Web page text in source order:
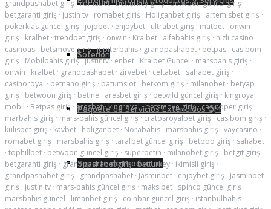
Soterion
Paquete de Servicios Extendidos QM
Soporte de Productos
grandpashabet giriş ·romabet·betturkey giriş·betwoon güncel giriş ·
betgaranti giriş · justin tv · romabet giriş · Holiganbet giriş · artemisbet giriş ·
pokerklas güncel giriş · jojobet · enjoybet · ultrabet giriş · matbet · onwin
giriş · kralbet · trendbet giriş · onwin · Kralbet · alfabahis giriş · hızlı casino ·
casinoas · betsmove giriş·jupiterbahis · grandpashabet · betpas · casibom
giriş · Mobilbahis giriş·justintv· enbet · Kralbet Guncel · marsbahis giriş ·
onwin · kralbet · grandpashabet · zirvebet · celtabet · sahabet giriş ·
casinoroyal · betnano giriş · batumslot · betkom giriş · milanobet · betyap
giriş · betwoon giriş · betine · aresbet giriş · betwild güncel giriş · kingroyal
mobil · Betpas giriş · aresbet·kingroyal·betsmove giriş·casinoper giriş ·
marbahis giriş · mars-bahis güncel giriş · cratosroyalbet giriş · casibom giriş ·
kulisbet giriş · kavbet · holiganbet · Norabahis · marsbahis giriş · vaycasino ·
romabet giriş · marsbahis giriş · tarafbet güncel giriş · betboo giriş · sahabet
· tophillbet · betwoon güncel giriş · superbetin · milanobet giriş · betgit giriş ·
betgaranti giriş · grandpashabet giriş·betturkey · ikimisli giriş ·
grandpashabet giriş · grandpashabet · Jasminbet · enjoybet giriş · Jasminbet
giriş · justin tv · mars-bahis güncel giriş · maksibet · spinco güncel giriş ·
marsbahis güncel · limanbet giriş · coinbar güncel giriş · istanbulbahis ·